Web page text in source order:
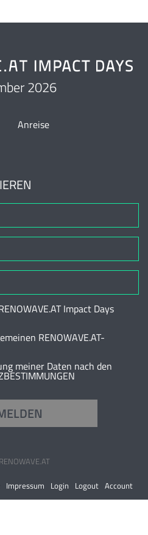
2026
Anreise
Impact Days
RENOWAVE.AT-
meiner Daten nach den
Impressum Login Logout Account